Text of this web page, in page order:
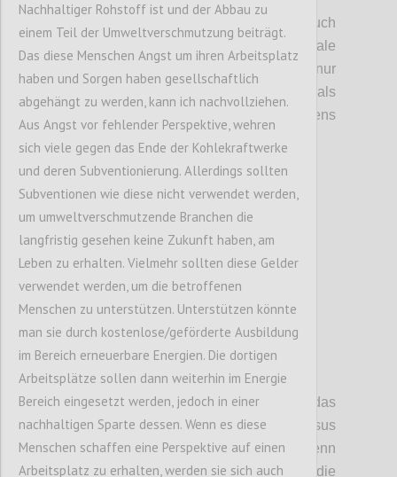
diesem Zusammenhang auch
darauf hingewiesen, dass internationale
nicht nur
als
Friedens
P6
Diese Diskussion hat auch das
Spannungsfeld freie Marktwirtschaft versus
Planwirtschaftaufgezeigt.Der Staat hat, wenn
auch nichtmit völligfreier Hand, dennoch die
Nachhaltiger Rohstoff ist und der Abbau zu
einem Teil der Umweltverschmutzung beiträgt.
Das diese Menschen Angst um ihren Arbeitsplatz
haben und Sorgen haben gesellschaftlich
abgehängt zu werden, kann ich nachvollziehen.
Aus Angst vor fehlender Perspektive, wehren
sich viele gegen das Ende der Kohlekraftwerke
und deren Subventionierung. Allerdings sollten
Subventionen wie diese nicht verwendet werden,
um umweltverschmutzende Branchen die
langfristig gesehen keine Zukunft haben, am
Leben zu erhalten. Vielmehr sollten diese Gelder
verwendet werden, um die betroffenen
Menschen zu unterstützen. Unterstützen könnte
man sie durch kostenlose/geförderte Ausbildung
im Bereich erneuerbare Energien. Die dortigen
Arbeitsplätze sollen dann weiterhin im Energie
Bereich eingesetzt werden, jedoch in einer
nachhaltigen Sparte dessen. Wenn es diese
Menschen schaffen eine Perspektive auf einen
Arbeitsplatz zu erhalten, werden sie sich auch